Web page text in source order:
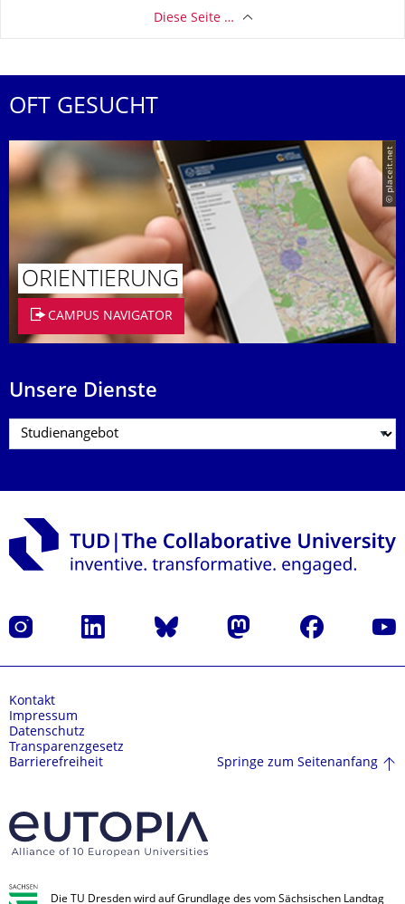
Diese Seite …
OFT GESUCHT
© placeit.net
ORIENTIERUNG
CAMPUS NAVIGATOR
Unsere Dienste
Instagram LinkedIn Bluesky Mastodon Facebook
Kontakt
Impressum
Datenschutz
Transparenzgesetz
Barrierefreiheit
Springe zum Seitenanfang
Die TU Dresden wird auf Grundlage des vom Sächsischen Landtag